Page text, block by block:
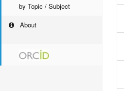
by Topic / Subject
About